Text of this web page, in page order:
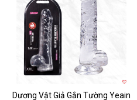
Dương Vật Giả Gắn Tường Yeain